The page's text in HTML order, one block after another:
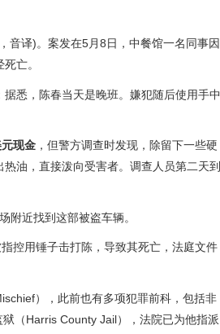
音译)。案发在5月8日，中餐馆一名同事因
亡。
悉，陈春当天是晚班。嫌犯随后使用手中
现金 ，但警方调查时发现，除留下一些硬
油，直接泼向受害者。调查人员第二天到
附近找到这部被盗车辆。
控用锤子击打陈，导致其死亡，法庭文件
），此前也有多项犯罪前科，包括非
（Harris County Jail），法院已为他指派